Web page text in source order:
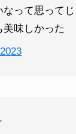
って思って
味しかった